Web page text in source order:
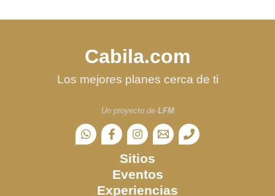
Cabila.com
Los mejores planes cerca de ti
Un proyecto de LFM
Sitios
Eventos
Experiencias